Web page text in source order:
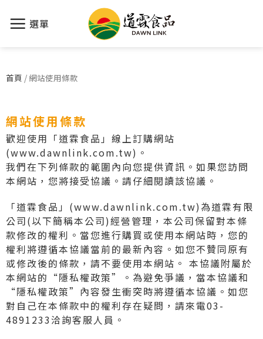
選單
首頁 / 網站使用條款
網站使用條款
歡迎使用「道霖食品」線上訂購網站
(www.dawnlink.com.tw)。
我們在下列條款的範圍內向您提供資訊。如果您訪問
本網站，您將接受協議。請仔細閱讀該協議。
「道霖食品」(www.dawnlink.com.tw)為道霖有限
公司(以下簡稱本公司)經營管理，本公司保留對本條
款修改的權利。當您進行購買或使用本網站時，您的
權利將遵循本協議當前的最新內容。如您不贊同原有
或修改後的條款，請不要使用本網站。 本協議附屬於
本網站的“隱私權政策”。為避免爭議，當本協議和
“隱私權政策”內容發生衝突時將遵循本協議。如您
對自己在本條款中的權利存在疑問，請來電03-
4891233洽詢客服人員。